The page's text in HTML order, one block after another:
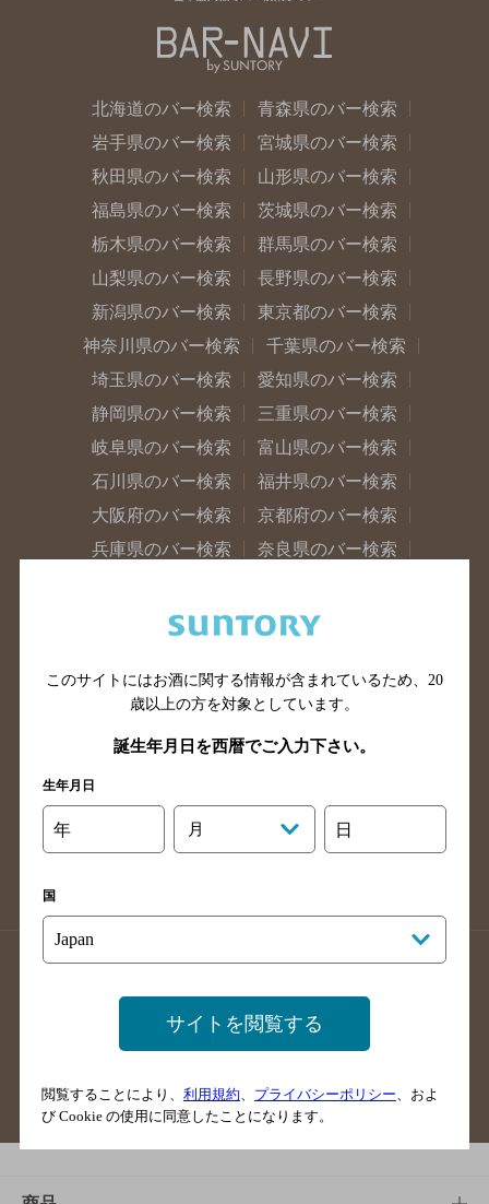
北海道のバー検索
青森県のバー検索
岩手県のバー検索
宮城県のバー検索
秋田県のバー検索
山形県のバー検索
福島県のバー検索
茨城県のバー検索
栃木県のバー検索
群馬県のバー検索
山梨県のバー検索
長野県のバー検索
新潟県のバー検索
東京都のバー検索
神奈川県のバー検索
千葉県のバー検索
埼玉県のバー検索
愛知県のバー検索
静岡県のバー検索
三重県のバー検索
岐阜県のバー検索
富山県のバー検索
石川県のバー検索
福井県のバー検索
大阪府のバー検索
京都府のバー検索
兵庫県のバー検索
奈良県のバー検索
広島県のバー検索
岡山県のバー検索
島根県のバー検索
徳島県のバー検索
香川県のバー検索
愛媛県のバー検索
高知県のバー検索
福岡県のバー検索
長崎県のバー検索
大分県のバー検索
熊本県のバー検索
宮崎県のバー検索
鹿児島県のバー検索
店舗登録方法のご案内
店舗情報更新方法のご案内
サイトマップ ご意見・ご感想 利用規約
このサイトにはお酒に関する情報が含まれているため、 20
歳以上の方を対象としています。
誕生年月日を西暦でご入力下さい。
生年月日
年 月 日
国
サイトを閲覧する
閲覧することにより、 利用規約、 プライバシーポリシー、およ
び Cookie の使用に同意したことになります。